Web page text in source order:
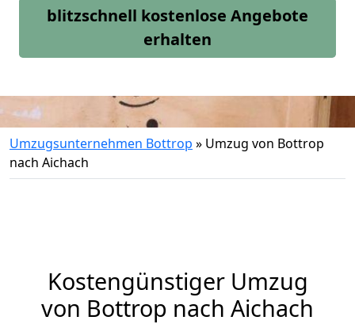
blitzschnell kostenlose Angebote
erhalten
Umzugsunternehmen Bottrop » Umzug von Bottrop
nach Aichach
Kostengünstiger Umzug
von Bottrop nach Aichach